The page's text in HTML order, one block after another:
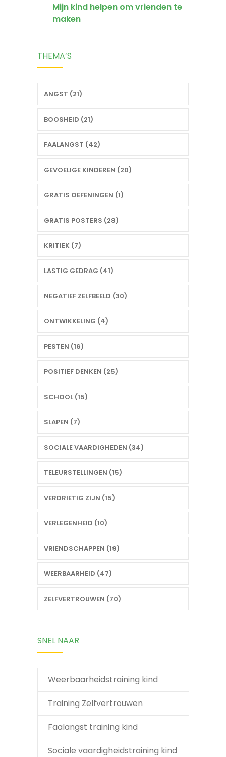
Mijn kind helpen om vrienden te
maken
THEMA’S
ANGST (21)
BOOSHEID (21)
FAALANGST (42)
GEVOELIGE KINDEREN (20)
GRATIS OEFENINGEN (1)
GRATIS POSTERS (28)
KRITIEK (7)
LASTIG GEDRAG (41)
NEGATIEF ZELFBEELD (30)
ONTWIKKELING (4)
PESTEN (16)
POSITIEF DENKEN (25)
SCHOOL (15)
SLAPEN (7)
SOCIALE VAARDIGHEDEN (34)
TELEURSTELLINGEN (15)
VERDRIETIG ZIJN (15)
VERLEGENHEID (10)
VRIENDSCHAPPEN (19)
WEERBAARHEID (47)
ZELFVERTROUWEN (70)
SNEL NAAR
Weerbaarheidstraining kind
Training Zelfvertrouwen
Faalangst training kind
Sociale vaardigheidstraining kind